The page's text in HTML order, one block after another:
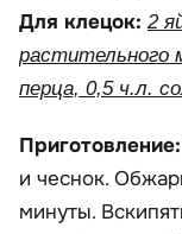
Для клецок: 2
растительного
перца, 0,5 ч.л.
Приготовление:
и чеснок.
минуты.